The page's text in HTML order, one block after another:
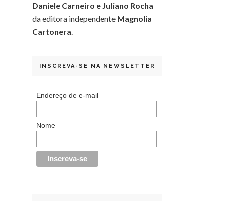
Daniele Carneiro e Juliano Rocha
da editora independente Magnolia
Cartonera.
INSCREVA-SE NA NEWSLETTER
Endereço de e-mail
Nome